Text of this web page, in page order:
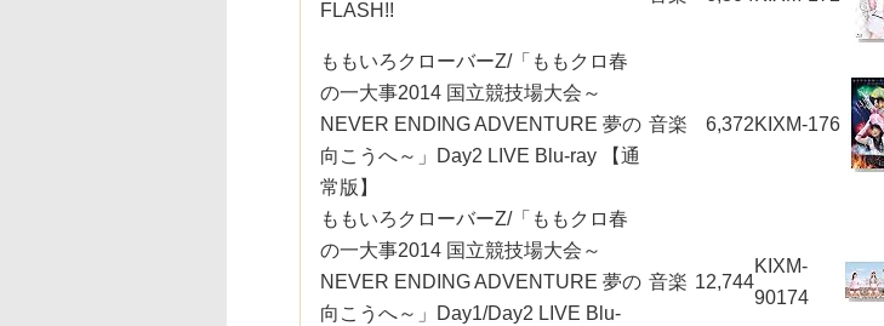
FLASH!!
ももいろクローバーZ/「ももクロ春
の一大事2014 国立競技場大会～
NEVER ENDING ADVENTURE 夢の
向こうへ～」Day2 LIVE Blu-ray 【通
常版】
音楽 6,372KIXM-176
ももいろクローバーZ/「ももクロ春
の一大事2014 国立競技場大会～
NEVER ENDING ADVENTURE 夢の
向こうへ～」Day1/Day2 LIVE Blu-
音楽 12,744
KIXM-
90174